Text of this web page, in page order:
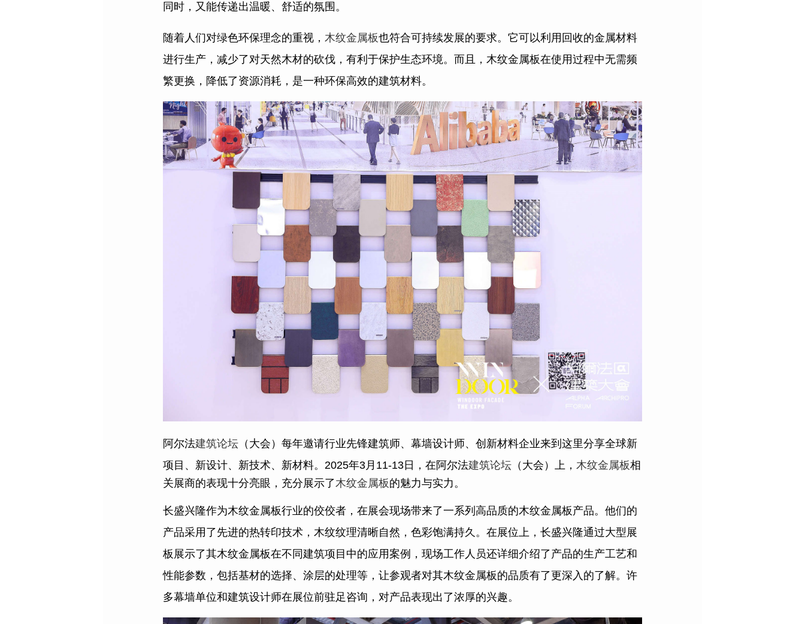
同时，又能传递出温暖、舒适的氛围。
随着人们对绿色环保理念的重视， 木纹金属板也符合可持续发展的要求。它可以利用回收的金属材料
进行生产，减少了对天然木材的砍伐，有利于保护生态环境。而且，木纹金属板在使用过程中无需频
繁更换，降低了资源消耗，是一种环保高效的建筑材料。
阿尔法建筑论坛 （大会）每年邀请行业先锋建筑师、幕墙设计师、创新材料企业来到这里分享全球新
项目、新设计、新技术、新材料。2025年3月11-13日， 在阿尔法建筑论坛 （大会）上， 木纹金属板相
关展商的表现十分亮眼，充分展示了木纹金属板的魅力与实力。
长盛兴隆作为木纹金属板行业的佼佼者，在展会现场带来了一系列高品质的木纹金属板产品。他们的
产品采用了先进的热转印技术，木纹纹理清晰自然，色彩饱满持久。在展位上，长盛兴隆通过大型展
板展示了其木纹金属板在不同建筑项目中的应用案例，现场工作人员还详细介绍了产品的生产工艺和
性能参数，包括基材的选择、涂层的处理等，让参观者对其木纹金属板的品质有了更深入的了解。许
多幕墙单位和建筑设计师在展位前驻足咨询，对产品表现出了浓厚的兴趣。